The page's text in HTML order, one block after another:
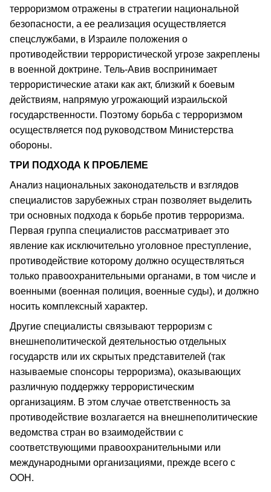
терроризмом отражены в стратегии национальной
безопасности, а ее реализация осуществляется
спецслужбами, в Израиле положения о
противодействии террористической угрозе закреплены
в военной доктрине. Тель-Авив воспринимает
террористические атаки как акт, близкий к боевым
действиям, напрямую угрожающий израильской
государственности. Поэтому борьба с терроризмом
осуществляется под руководством Министерства
обороны.
ТРИ ПОДХОДА К ПРОБЛЕМЕ
Анализ национальных законодательств и взглядов
специалистов зарубежных стран позволяет выделить
три основных подхода к борьбе против терроризма.
Первая группа специалистов рассматривает это
явление как исключительно уголовное преступление,
противодействие которому должно осуществляться
только правоохранительными органами, в том числе и
военными (военная полиция, военные суды), и должно
носить комплексный характер.
Другие специалисты связывают терроризм с
внешнеполитической деятельностью отдельных
государств или их скрытых представителей (так
называемые спонсоры терроризма), оказывающих
различную поддержку террористическим
организациям. В этом случае ответственность за
противодействие возлагается на внешнеполитические
ведомства стран во взаимодействии с
соответствующими правоохранительными или
международными организациями, прежде всего с
ООН.